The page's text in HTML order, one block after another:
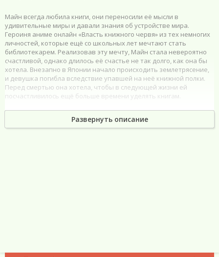
Майн всегда любила книги, они переносили её мысли в
удивительные миры и давали знания об устройстве мира.
Героиня аниме онлайн «Власть книжного червя» из тех немногих
личностей, которые ещё со школьных лет мечтают стать
библиотекарем. Реализовав эту мечту, Майн стала невероятно
счастливой, однако длилось её счастье не так долго, как она бы
хотела. Внезапно в Японии начало происходить землетрясение,
и девушка погибла вследствие упавшей на неё книжной полки.
Перед смертью она хотела, чтобы в следующей жизни ей
посчастливилось ещё больше времени уделять книгам.
Майн родилась в семье офицера. Но реализовать последнее в
прошлой жизни желание ей будет не просто, ввиду того, что в
мире, где она оказалась книги не доступны простым людям.
Развернуть описание